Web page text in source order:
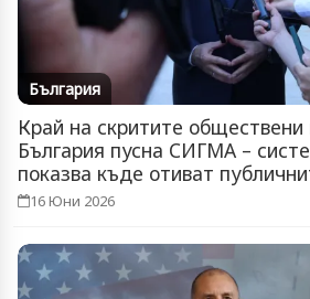
България
Край на скритите обществени
България пусна СИГМА –
показва къде отиват
16 Юни 2026